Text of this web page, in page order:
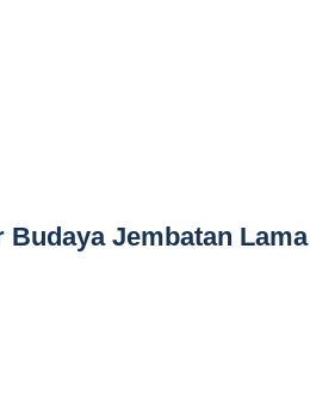
Budaya Jembatan